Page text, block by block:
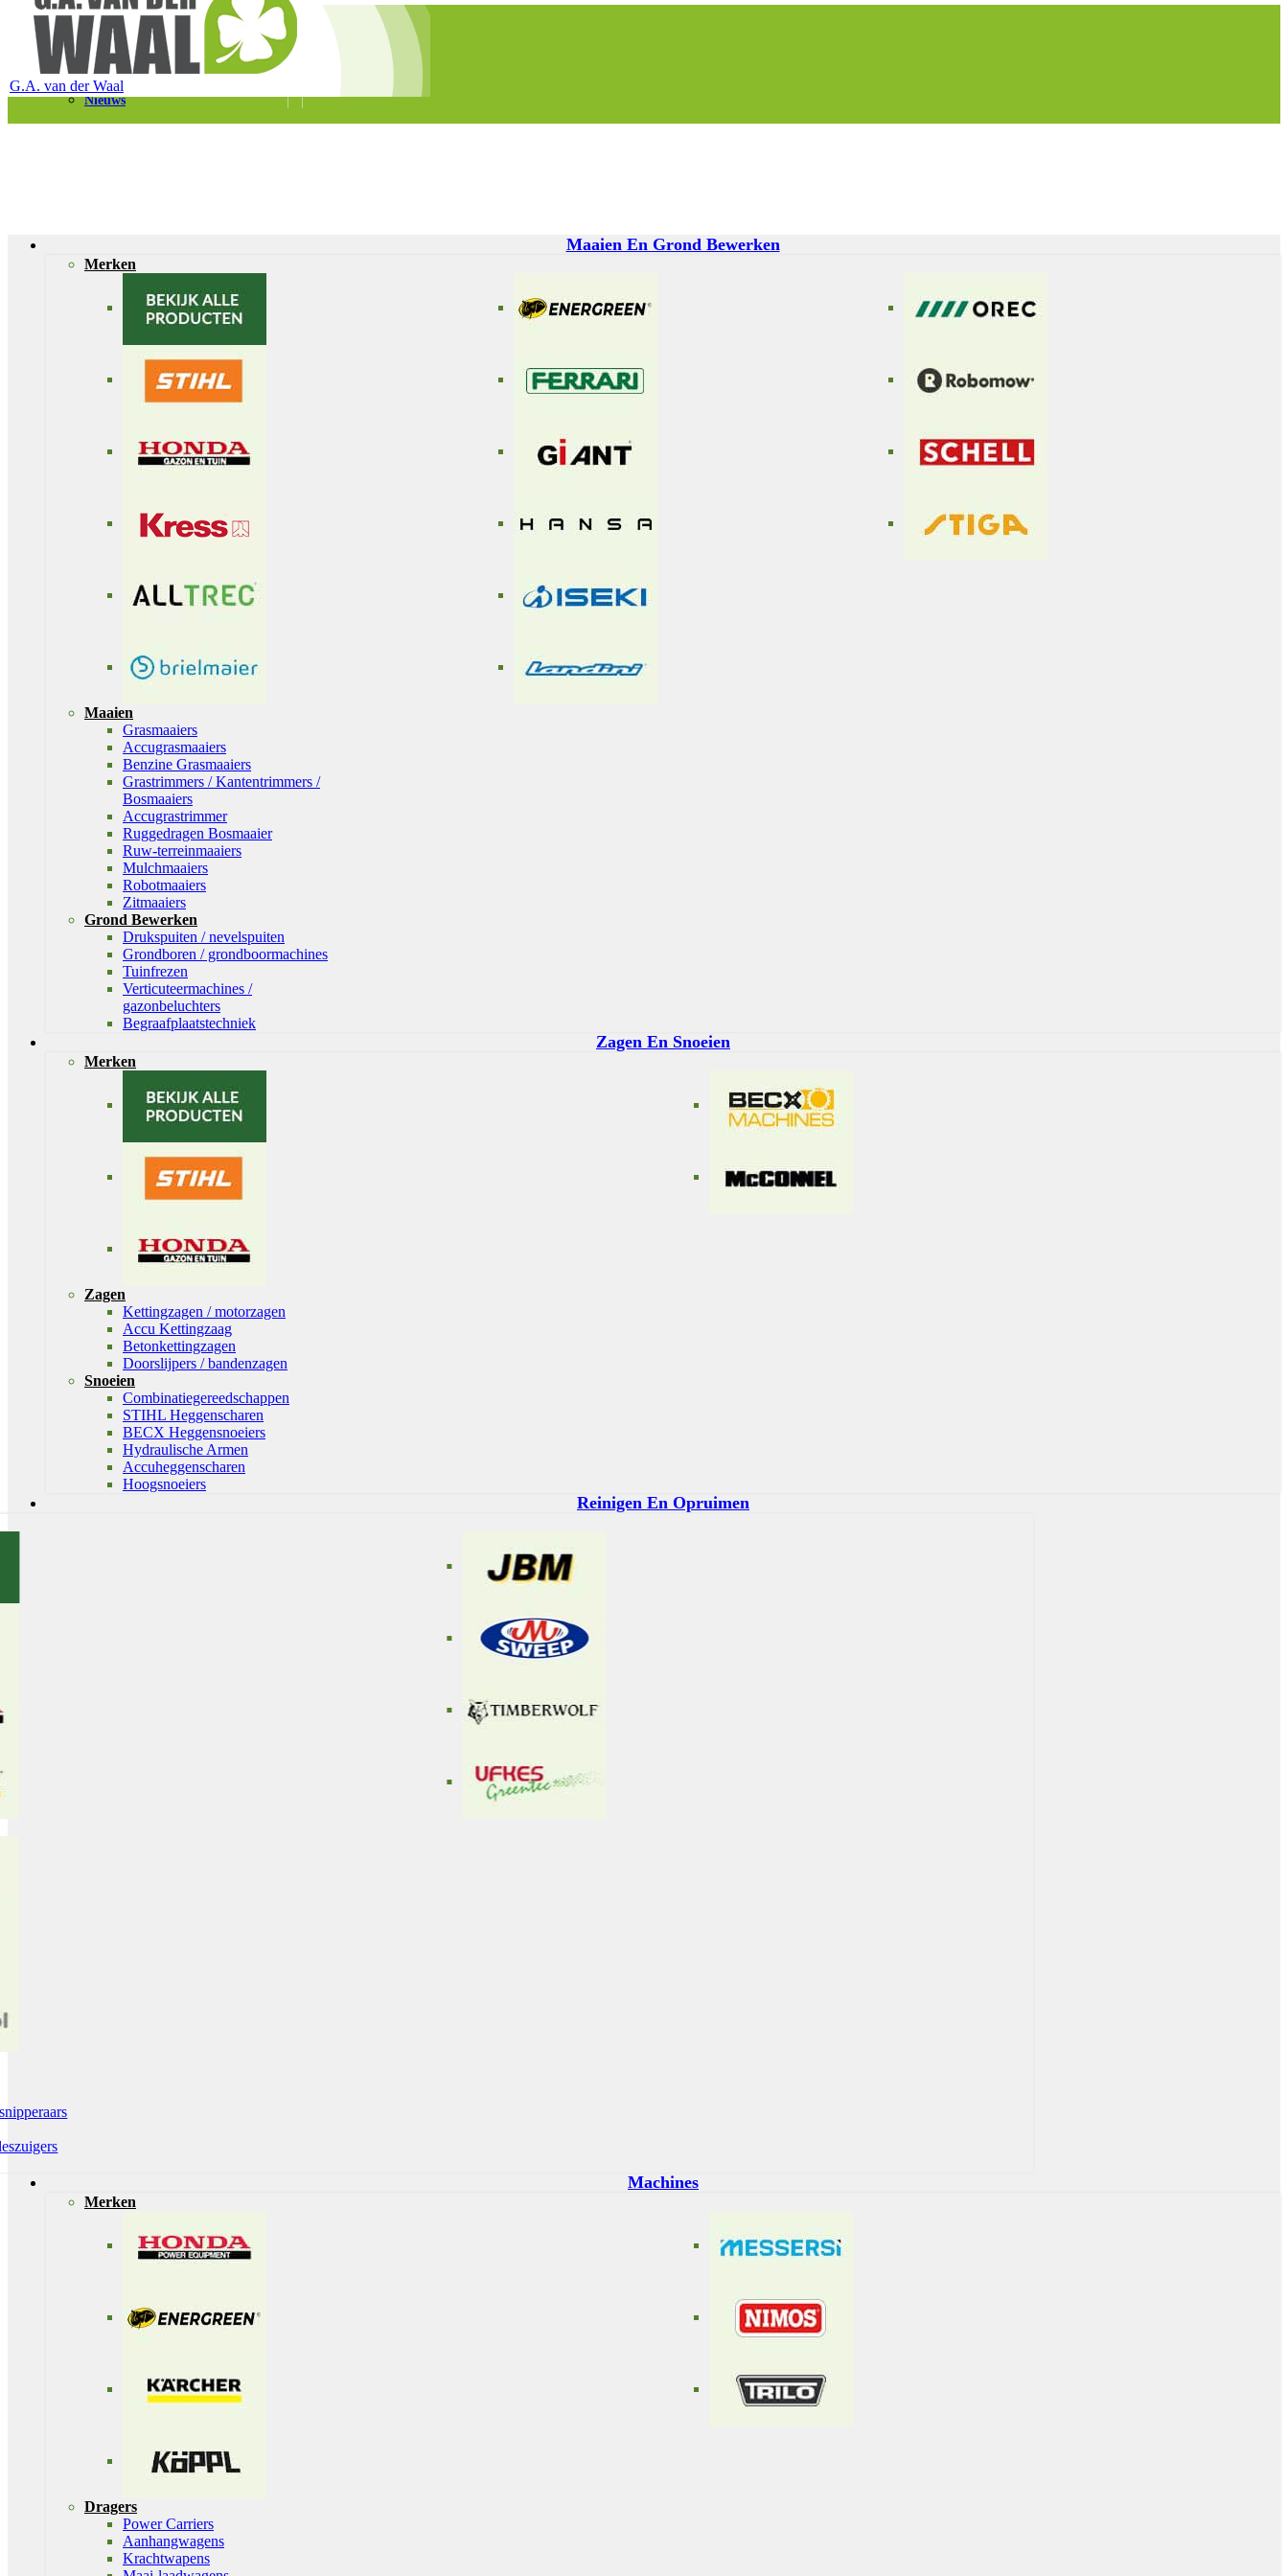
Telefoon 0180 – 421399
Schaapherderweg 6, 2988 CK Ridderkerk
Vacatures
Nieuws
G.A. van der Waal
Maaien En Grond Bewerken
Merken
Maaien
Grasmaaiers
Accugrasmaaiers
Benzine Grasmaaiers
Grastrimmers / Kantentrimmers /
Bosmaaiers
Accugrastrimmer
Ruggedragen Bosmaaier
Ruw-terreinmaaiers
Mulchmaaiers
Robotmaaiers
Zitmaaiers
Grond Bewerken
Drukspuiten / nevelspuiten
Grondboren / grondboormachines
Tuinfrezen
Verticuteermachines /
gazonbeluchters
Begraafplaatstechniek
Zagen En Snoeien
Merken
Zagen
Kettingzagen / motorzagen
Accu Kettingzaag
Betonkettingzagen
Doorslijpers / bandenzagen
Snoeien
Combinatiegereedschappen
STIHL Heggenscharen
BECX Heggensnoeiers
Hydraulische Armen
Accuheggenscharen
Hoogsnoeiers
Reinigen En Opruimen
Machines
Merken
Dragers
Power Carriers
Aanhangwagens
Krachtwapens